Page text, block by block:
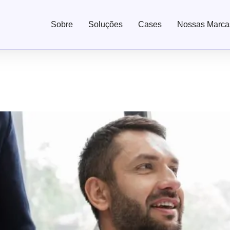
Sobre Soluções Cases Nossas